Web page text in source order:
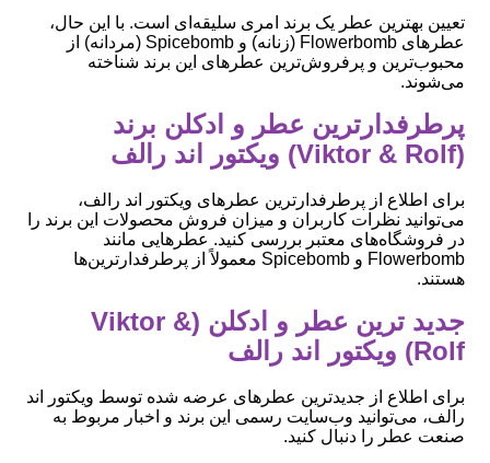
تعیین بهترین عطر یک برند امری سلیقه‌ای است. با این حال،
عطرهای Flowerbomb (زنانه) و Spicebomb (مردانه) از
محبوب‌ترین و پرفروش‌ترین عطرهای این برند شناخته
می‌شوند.
پرطرفدارترین عطر و ادکلن برند
(Viktor & Rolf) ویکتور اند رالف
برای اطلاع از پرطرفدارترین عطرهای ویکتور اند رالف،
می‌توانید نظرات کاربران و میزان فروش محصولات این برند را
در فروشگاه‌های معتبر بررسی کنید. عطرهایی مانند
Flowerbomb و Spicebomb معمولاً از پرطرفدارترین‌ها
هستند.
جدید ترین عطر و ادکلن (Viktor &
Rolf) ویکتور اند رالف
برای اطلاع از جدیدترین عطرهای عرضه شده توسط ویکتور اند
رالف، می‌توانید وب‌سایت رسمی این برند و اخبار مربوط به
صنعت عطر را دنبال کنید.